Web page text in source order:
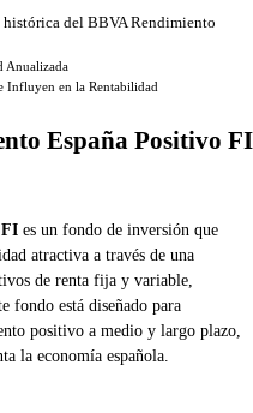
del BBVA Rendimiento
Anualizada
Influyen en la Rentabilidad
España Positivo FI
FI es un fondo de inversión que
atractiva a través de una
de renta fija y variable,
fondo está diseñado para
positivo a medio y largo plazo,
la economía española.